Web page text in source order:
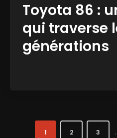
Toyota 86 :
qui traverse
générations
1 2 3